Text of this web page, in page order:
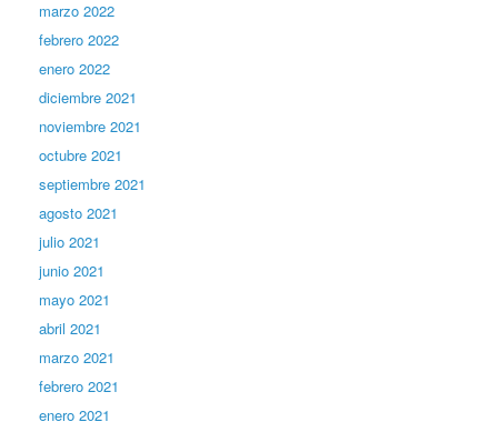
marzo 2022
febrero 2022
enero 2022
diciembre 2021
noviembre 2021
octubre 2021
septiembre 2021
agosto 2021
julio 2021
junio 2021
mayo 2021
abril 2021
marzo 2021
febrero 2021
enero 2021